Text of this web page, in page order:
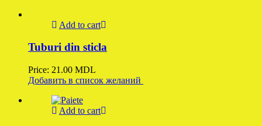
Add to cart
Tuburi din sticla
Price: 21.00 MDL
Добавить в список желаний
Add to cart